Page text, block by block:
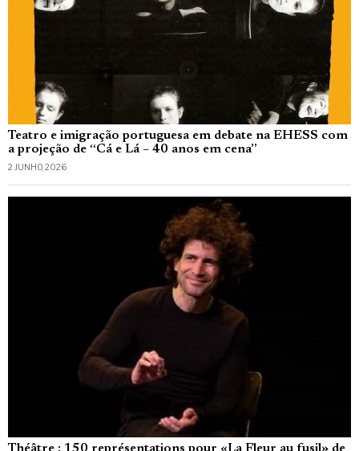
Teatro e imigração portuguesa em debate na EHESS com
a projeção de “Cá e Lá – 40 anos em cena”
2 JUNHO, 2026